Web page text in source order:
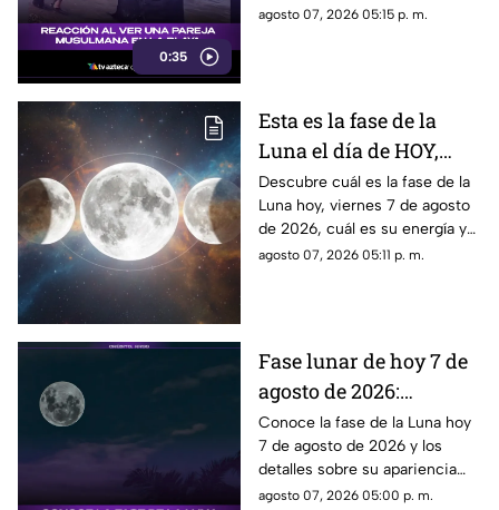
0:35
atención de los presentes.
agosto 07, 2026 05:15 p. m.
Esta es la fase de la
Luna el día de HOY,
viernes 7 de agosto de
2026: ¿Cómo se verá el
astro durante la noche?
Descubre cuál es la fase de la
Luna hoy, viernes 7 de agosto
de 2026, cuál es su energía y
cómo nos podría afectar.
agosto 07, 2026 05:11 p. m.
Fase lunar de hoy 7 de
agosto de 2026:
descubre cómo luce la
Luna y su significado
Conoce la fase de la Luna hoy
7 de agosto de 2026 y los
detalles sobre su apariencia
durante esta jornada.
agosto 07, 2026 05:00 p. m.